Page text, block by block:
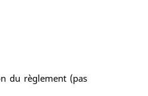
du règlement (pas